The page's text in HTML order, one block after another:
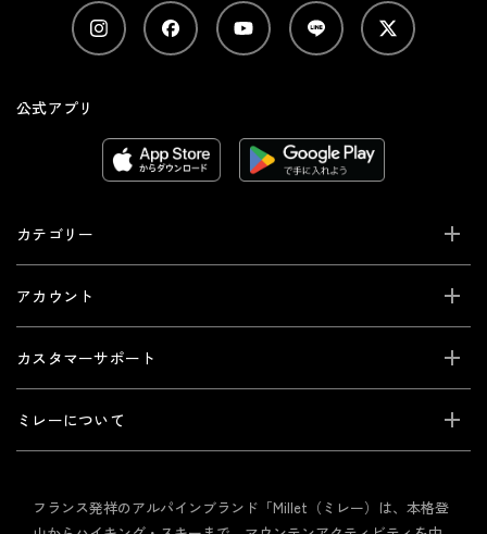
公式アプリ
カテゴリー
アカウント
カスタマーサポート
ミレーについて
フランス発祥のアルパインブランド「Millet（ミレー）は、本格登